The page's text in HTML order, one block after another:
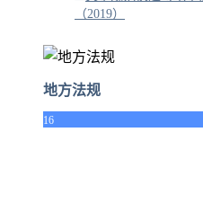
（2019）
地方法规
16